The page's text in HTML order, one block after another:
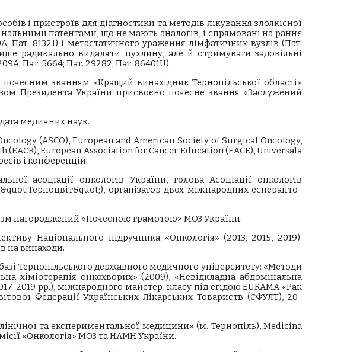
і пристроїв для діагностики та методів лікування злоякісної
патентами, що не мають аналогів, і спрямовані на раннє
81321) і метастатичного ураження лімфатичних вузлів (Пат.
радикально видаляти пухлину, але й отримувати задовільні
Пат. 5664; Пат. 29282; Пат. 86401U).
званням «Кращий винахідник Тернопільської області»
Президента України присвоєно почесне звання «Заслужений
медичних наук.
(ASCO), European and American Society of Surgical Oncology,
European Association for Cancer Education (EACE), Universala
і конференцій.
асоціації онкологів України, голова Асоціації онкологів
організатор двох міжнародних есперанто-
нагороджений «Почесною грамотою» МОЗ України.
Національного підручника «Онкологія» (2013, 2015, 2019).
на винаходи.
Тернопільського державного медичного університету: «Методи
хіміотерапія онкохворих» (2009), «Невідкладна абдомінальна
2019 рр.), міжнародного майстер-класу під егідою EURAMA «Рак
Федерації Українських Лікарських Товариств (СФУЛТ), 20-
та експериментальної медицини» (м. Тернопіль), Medicina
«Онкологія» МОЗ та НАМН України.